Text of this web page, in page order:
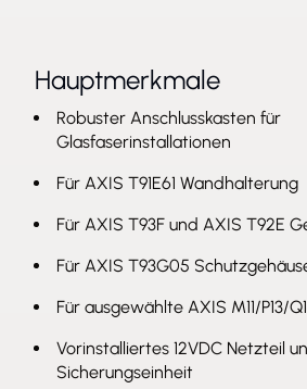
Hauptmerkmale
Robuster Anschlusskasten für
Glasfaserinstallationen
Für AXIS T91E61 Wandhalterung
Für AXIS T93F und AXIS T92E
Für AXIS T93G05
Für ausgewählte AXIS M11/P13/
Vorinstalliertes 12VDC Netzteil
Sicherungseinheit